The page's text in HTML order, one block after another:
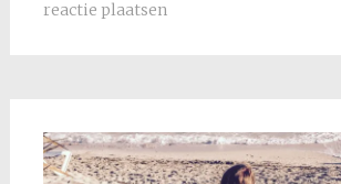
reactie plaatsen